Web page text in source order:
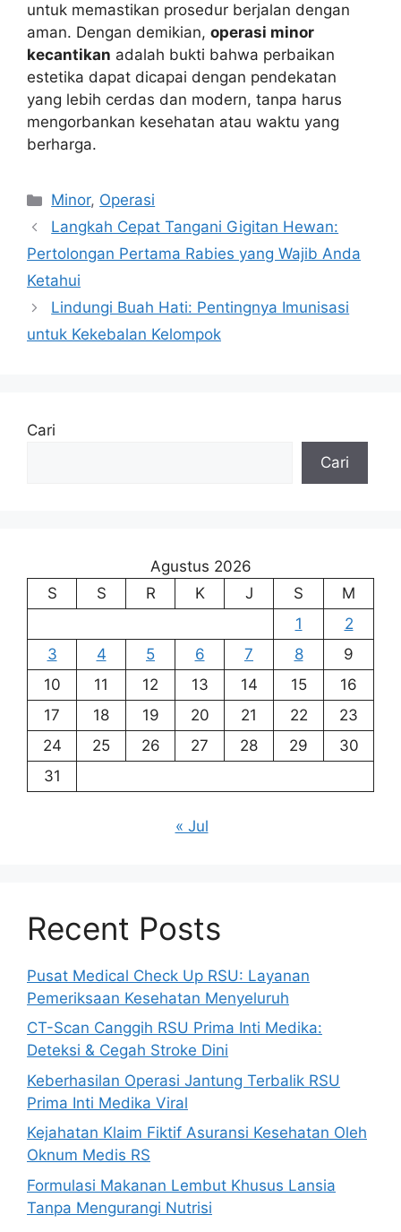
untuk memastikan prosedur berjalan dengan
aman. Dengan demikian, operasi minor
kecantikan adalah bukti bahwa perbaikan
estetika dapat dicapai dengan pendekatan
yang lebih cerdas dan modern, tanpa harus
mengorbankan kesehatan atau waktu yang
berharga.
Kategori
Minor, Operasi
Langkah Cepat Tangani Gigitan Hewan:
Pertolongan Pertama Rabies yang Wajib Anda
Ketahui
Lindungi Buah Hati: Pentingnya Imunisasi
untuk Kekebalan Kelompok
Cari
Cari
Agustus 2026
S
S R K J S
M
1
2
3
4 5 6 7 8
9
10
11 12 13 14 15
16
17
18 19 20 21 22
23
24
25 26 27 28 29
30
31
« Jul
Recent Posts
Pusat Medical Check Up RSU: Layanan
Pemeriksaan Kesehatan Menyeluruh
CT-Scan Canggih RSU Prima Inti Medika:
Deteksi & Cegah Stroke Dini
Keberhasilan Operasi Jantung Terbalik RSU
Prima Inti Medika Viral
Kejahatan Klaim Fiktif Asuransi Kesehatan Oleh
Oknum Medis RS
Formulasi Makanan Lembut Khusus Lansia
Tanpa Mengurangi Nutrisi